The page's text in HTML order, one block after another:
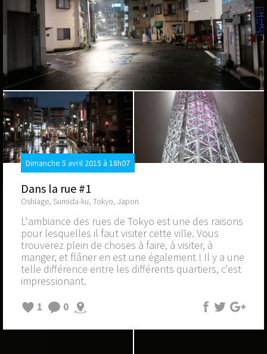
Dimanche 5 avril 2015 à 18h07
Dans la rue #1
Oshiage, Sumida-ku, Tokyo, Japon
L'ambiance des rues de Tokyo est une des raisons
pour lesquelles il faut visiter cette ville. Vous
trouverez plein de choses à faire, à visiter, à
manger, et flâner en est une également ! Il y a une
telle différence entre les différents quartiers, c'est
impressionant.
1
0